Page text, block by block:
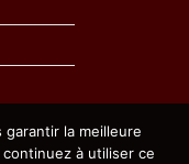
la meilleure
à utiliser ce